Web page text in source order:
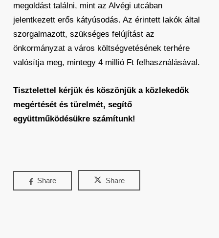
megoldást találni, mint az Alvégi utcában
jelentkezett erős kátyúsodás. Az érintett lakók által
szorgalmazott, szükséges felújítást az
önkormányzat a város költségvetésének terhére
valósítja meg, mintegy 4 millió Ft felhasználásával.
Tisztelettel kérjük és köszönjük a közlekedők
megértését és türelmét, segítő
együttműködésükre számítunk!
Share Share